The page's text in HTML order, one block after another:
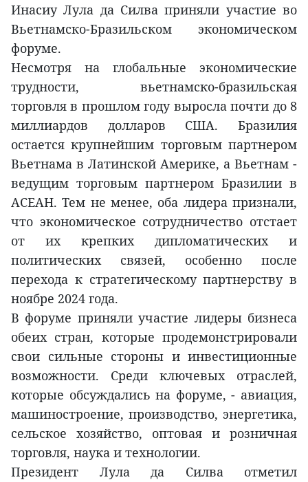
Инасиу Лула да Силва приняли участие во
Вьетнамско-Бразильском экономическом
форуме.
Несмотря на глобальные экономические
трудности, вьетнамско-бразильская
торговля в прошлом году выросла почти до 8
миллиардов долларов США. Бразилия
остается крупнейшим торговым партнером
Вьетнама в Латинской Америке, а Вьетнам -
ведущим торговым партнером Бразилии в
АСЕАН. Тем не менее, оба лидера признали,
что экономическое сотрудничество отстает
от их крепких дипломатических и
политических связей, особенно после
перехода к стратегическому партнерству в
ноябре 2024 года.
В форуме приняли участие лидеры бизнеса
обеих стран, которые продемонстрировали
свои сильные стороны и инвестиционные
возможности. Среди ключевых отраслей,
которые обсуждались на форуме, - авиация,
машиностроение, производство, энергетика,
сельское хозяйство, оптовая и розничная
торговля, наука и технологии.
Президент Лула да Силва отметил